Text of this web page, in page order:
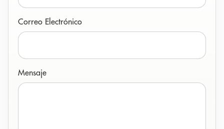
Correo Electrónico
Mensaje